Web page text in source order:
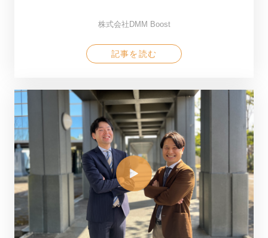
株式会社DMM Boost
記事を読む